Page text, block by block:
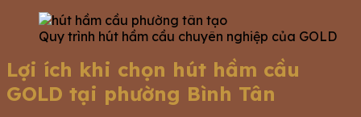
Quy trình hút hầm cầu chuyên nghiệp của GOLD
Lợi ích khi chọn hút hầm cầu
GOLD tại phường Bình Tân